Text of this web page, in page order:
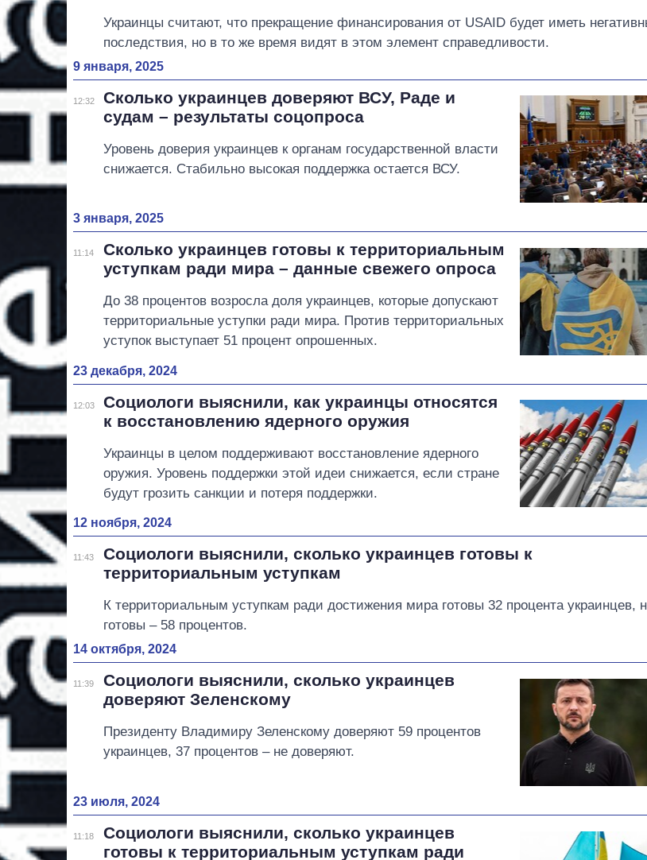
Украинцы считают, что прекращение финансирования от USAID будет иметь
последствия, но в то же время видят в этом элемент справедливости.
9 января, 2025
12:32
Сколько украинцев доверяют ВСУ, Раде и
судам – результаты соцопроса
Уровень доверия украинцев к органам государственной власти
снижается. Стабильно высокая поддержка остается ВСУ.
3 января, 2025
11:14
Сколько украинцев готовы к территориальным
уступкам ради мира – данные свежего опроса
До 38 процентов возросла доля украинцев, которые допускают
территориальные уступки ради мира. Против территориальных
уступок выступает 51 процент опрошенных.
23 декабря, 2024
12:03
Социологи выяснили, как украинцы относятся
к восстановлению ядерного оружия
Украинцы в целом поддерживают восстановление ядерного
оружия. Уровень поддержки этой идеи снижается, если стране
будут грозить санкции и потеря поддержки.
12 ноября, 2024
11:43
Социологи выяснили, сколько украинцев готовы к
территориальным уступкам
К территориальным уступкам ради достижения мира готовы 32 процента украинцев,
готовы – 58 процентов.
14 октября, 2024
11:39
Социологи выяснили, сколько украинцев
доверяют Зеленскому
Президенту Владимиру Зеленскому доверяют 59 процентов
украинцев, 37 процентов – не доверяют.
23 июля, 2024
11:18
Социологи выяснили, сколько украинцев
готовы к территориальным уступкам ради